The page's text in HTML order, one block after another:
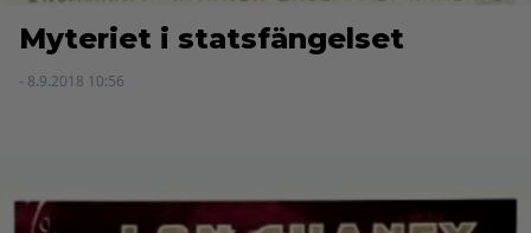
Myteriet i statsfängelset
- 8.9.2018 10:56